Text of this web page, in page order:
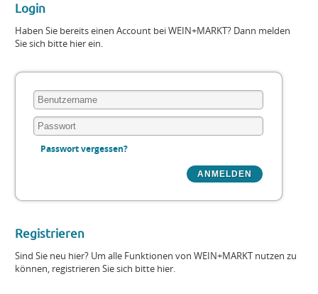
Login
Haben Sie bereits einen Account bei WEIN+MARKT? Dann melden
Sie sich bitte hier ein.
Passwort vergessen?
Registrieren
Sind Sie neu hier? Um alle Funktionen von WEIN+MARKT nutzen zu
können, registrieren Sie sich bitte hier.